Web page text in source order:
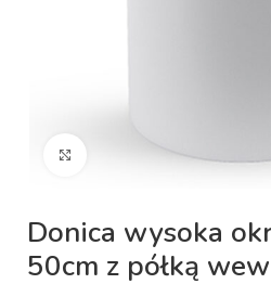
Kliknij aby powiększyć
Donica wysoka
50cm z półką